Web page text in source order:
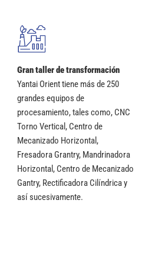
Gran taller de transformación
Yantai Orient tiene más de 250
grandes equipos de
procesamiento, tales como, CNC
Torno Vertical, Centro de
Mecanizado Horizontal,
Fresadora Grantry, Mandrinadora
Horizontal, Centro de Mecanizado
Gantry, Rectificadora Cilíndrica y
así sucesivamente.